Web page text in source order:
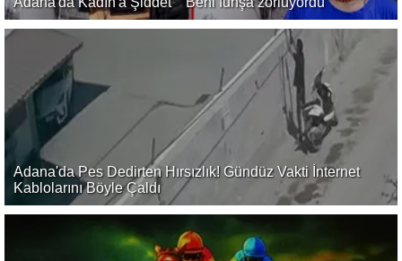
Adana'da Pes Dedirten Hırsızlık! Gündüz Vakti İnternet
Kablolarını Böyle Çaldı